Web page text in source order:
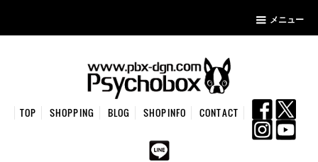
メニュー
TOP SHOPPING BLOG SHOPINFO CONTACT